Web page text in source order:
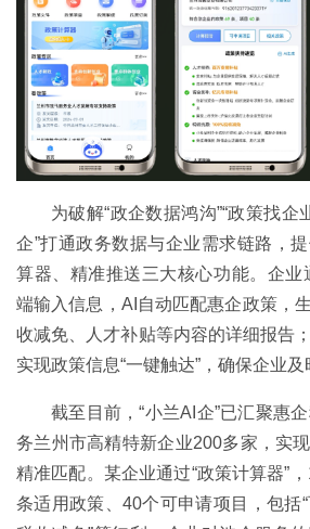
为破解“政企数据鸿沟”“政策找企
企”打通政务数据与企业需求链路，
算器、精准推送三大核心功能。企业
端输入信息，AI自动匹配惠企政策，
收减免、人才补贴等内容的详细报告
实现政策信息“一键触达”，确保企业及
截至目前，“小兰AI企”已汇聚惠
务兰州市高精特新企业200多家，实
精准匹配。某企业通过“政策计算器”
条适用政策、40个可申请项目，包括“